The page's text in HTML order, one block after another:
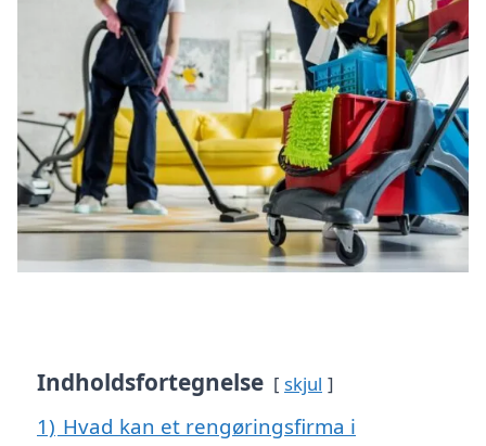
Indholdsfortegnelse skjul
1) Hvad kan et rengøringsfirma i